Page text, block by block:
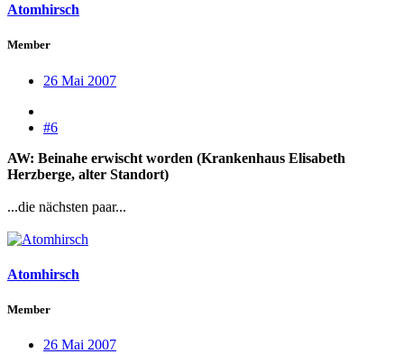
Atomhirsch
Member
26 Mai 2007
#6
AW: Beinahe erwischt worden (Krankenhaus Elisabeth
Herzberge, alter Standort)
...die nächsten paar...
Atomhirsch
Member
26 Mai 2007